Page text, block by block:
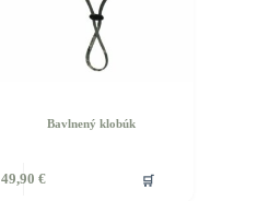
Bavlnený klobúk
49,90 € 🛒